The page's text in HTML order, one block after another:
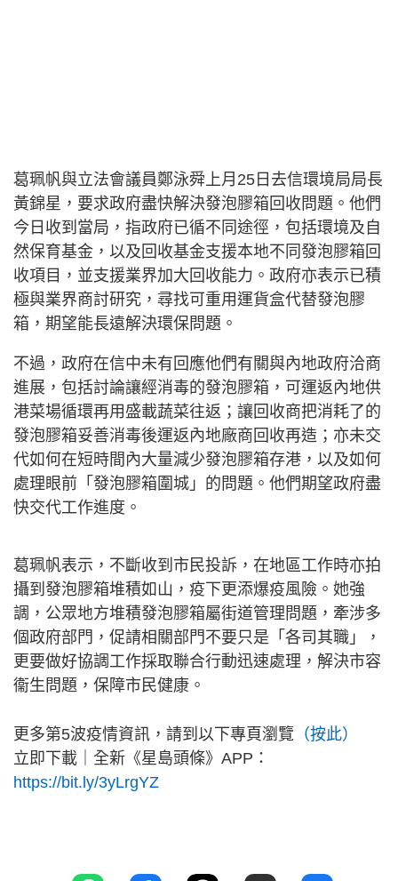
葛珮帆與立法會議員鄭泳舜上月25日去信環境局局長
黃錦星，要求政府盡快解決發泡膠箱回收問題。他們
今日收到當局，指政府已循不同途徑，包括環境及自
然保育基金，以及回收基金支援本地不同發泡膠箱回
收項目，並支援業界加大回收能力。政府亦表示已積
極與業界商討研究，尋找可重用運貨盒代替發泡膠
箱，期望能長遠解決環保問題。
不過，政府在信中未有回應他們有關與內地政府洽商
進展，包括討論讓經消毒的發泡膠箱，可運返內地供
港菜場循環再用盛載蔬菜往返；讓回收商把消耗了的
發泡膠箱妥善消毒後運返內地廠商回收再造；亦未交
代如何在短時間內大量減少發泡膠箱存港，以及如何
處理眼前「發泡膠箱圍城」的問題。他們期望政府盡
快交代工作進度。
葛珮帆表示，不斷收到市民投訴，在地區工作時亦拍
攝到發泡膠箱堆積如山，疫下更添爆疫風險。她強
調，公眾地方堆積發泡膠箱屬街道管理問題，牽涉多
個政府部門，促請相關部門不要只是「各司其職」，
更要做好協調工作採取聯合行動迅速處理，解決市容
衞生問題，保障市民健康。
更多第5波疫情資訊，請到以下專頁瀏覽 （按此）
立即下載｜全新《星島頭條》APP：
https://bit.ly/3yLrgYZ